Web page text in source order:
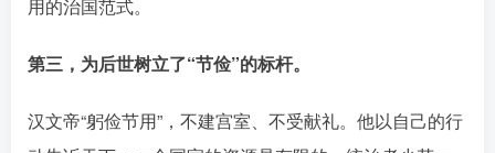
用的治国范式。󠄹󠅀󠄪󠄢󠄡󠄦󠄞󠄧󠄣󠄞󠄢󠄡󠄦󠄞󠄡󠄠󠄡󠅬󠅅󠅃󠄵󠅂󠄪󠅗󠅥󠅕󠅣󠅤󠅬󠅄󠄹󠄽󠄵󠄪󠄢󠄠󠄢󠄦󠄝󠄠󠄨󠄝󠄠󠄩󠄐󠄡󠄢󠄪󠄢󠄩󠄪󠄡󠄢󠅬󠅨󠅙󠅑󠅟󠅗󠅒󠄞󠅓󠅟󠅝󠄐󠇕󠆠󠅿󠇖󠆄󠆩󠇕󠅿󠆈󠇗󠆭󠆁󠄐󠇗󠅹󠅸󠇖󠆍󠅳󠇖󠅹󠅰󠇖󠆌󠅹
第三，为后世树立了“节俭”的标杆。
汉文帝“躬俭节用”，不建宫室、不受献礼。他以自己的行